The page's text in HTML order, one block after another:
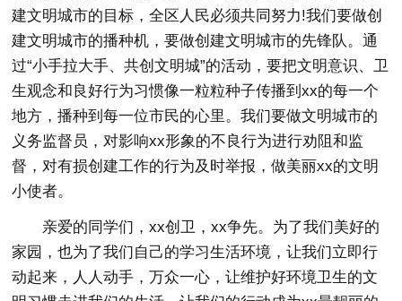
建文明城市的目标，全区人民必须共同努力!我们要做创
建文明城市的播种机，要做创建文明城市的先锋队。通
过“小手拉大手、共创文明城”的活动，要把文明意识、卫
生观念和良好行为习惯像一粒粒种子传播到xx的每一个
地方，播种到每一位市民的心里。我们要做文明城市的
义务监督员，对影响xx形象的不良行为进行劝阻和监
督，对有损创建工作的行为及时举报，做美丽xx的文明
小使者。
亲爱的同学们，xx创卫，xx争先。为了我们美好的
家园，也为了我们自己的学习生活环境，让我们立即行
动起来，人人动手，万众一心，让维护好环境卫生的文